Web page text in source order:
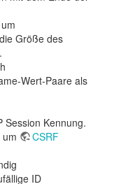
Größe des
Wert-Paare als
Session Kennung.
CSRF
ID